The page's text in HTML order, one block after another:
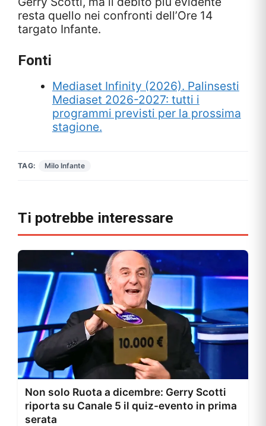
resta quello nei confronti dell’Ore 14
targato Infante.
Fonti
Mediaset Infinity (2026). Palinsesti
Mediaset 2026-2027: tutti i
programmi previsti per la prossima
stagione.
TAG: Milo Infante
Ti potrebbe interessare
Non solo Ruota a dicembre: Gerry Scotti
riporta su Canale 5 il quiz-evento in prima
serata